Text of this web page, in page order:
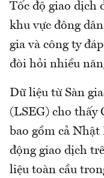
Tốc độ giao dịch
khu vực đông
gia và công ty
đòi hỏi nhiều
Dữ liệu từ Sàn
(LSEG) cho thấy
bao gồm cả Nhật
động giao dịch
liệu toàn cầu